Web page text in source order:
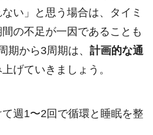
い」と思う場合は、タイミ
の不足が一因であることも
期から3周期は、 計画的な通
げていきましょう。
週1〜2回で循環と睡眠を整